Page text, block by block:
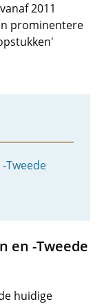
2011
prominentere
Tweede
en -Tweede
huidige